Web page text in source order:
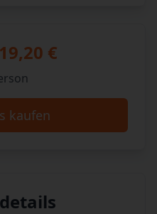
€
kaufen